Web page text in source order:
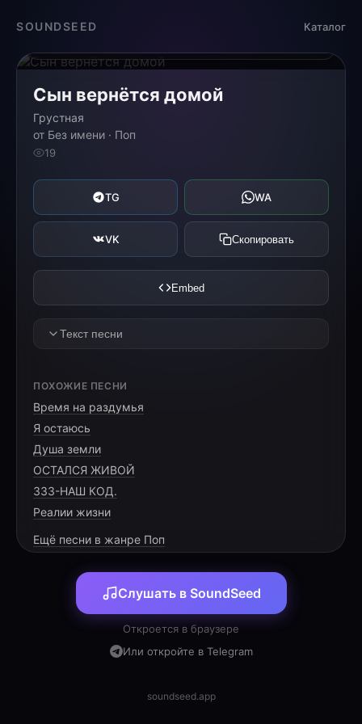
SOUNDSEED Каталог
Сын вернётся домой
Грустная
от Без имени · Поп
19
TG WA
VK Скопировать
Embed
Текст песни
Ночь за окном, свеча горит,
Она тихонько говорит.
Там, где туман и дым кружит,
[PRE-CHORUS]
Пусть не легко сейчас в бою,
Я слышу молитву твою.
Она хранит меня в пути,
ПОХОЖИЕ ПЕСНИ
Время на раздумья
Я остаюсь
Душа земли
ОСТАЛСЯ ЖИВОЙ
333-НАШ КОД.
Реалии жизни
Ещё песни в жанре Поп
Слушать в SoundSeed
Откроется в браузере
Или откройте в Telegram
soundseed.app